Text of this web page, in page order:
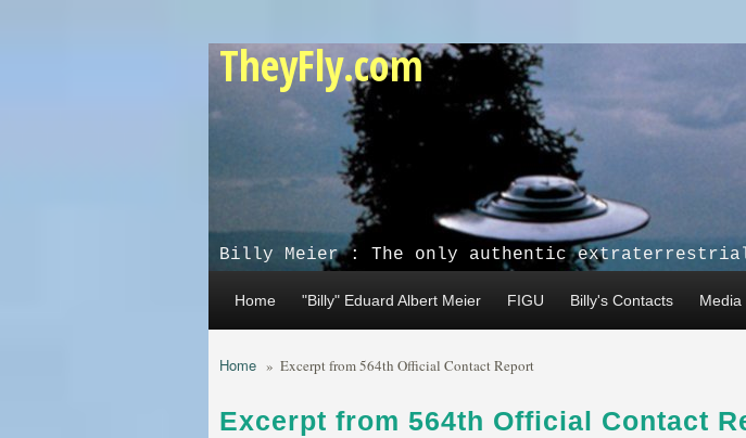
TheyFly.com
Billy Meier : The only authentic
Home "Billy" Eduard Albert Meier FIGU Billy's Contacts Media
Home » Excerpt from 564th Official Contact Report
Excerpt from 564th Official Contact